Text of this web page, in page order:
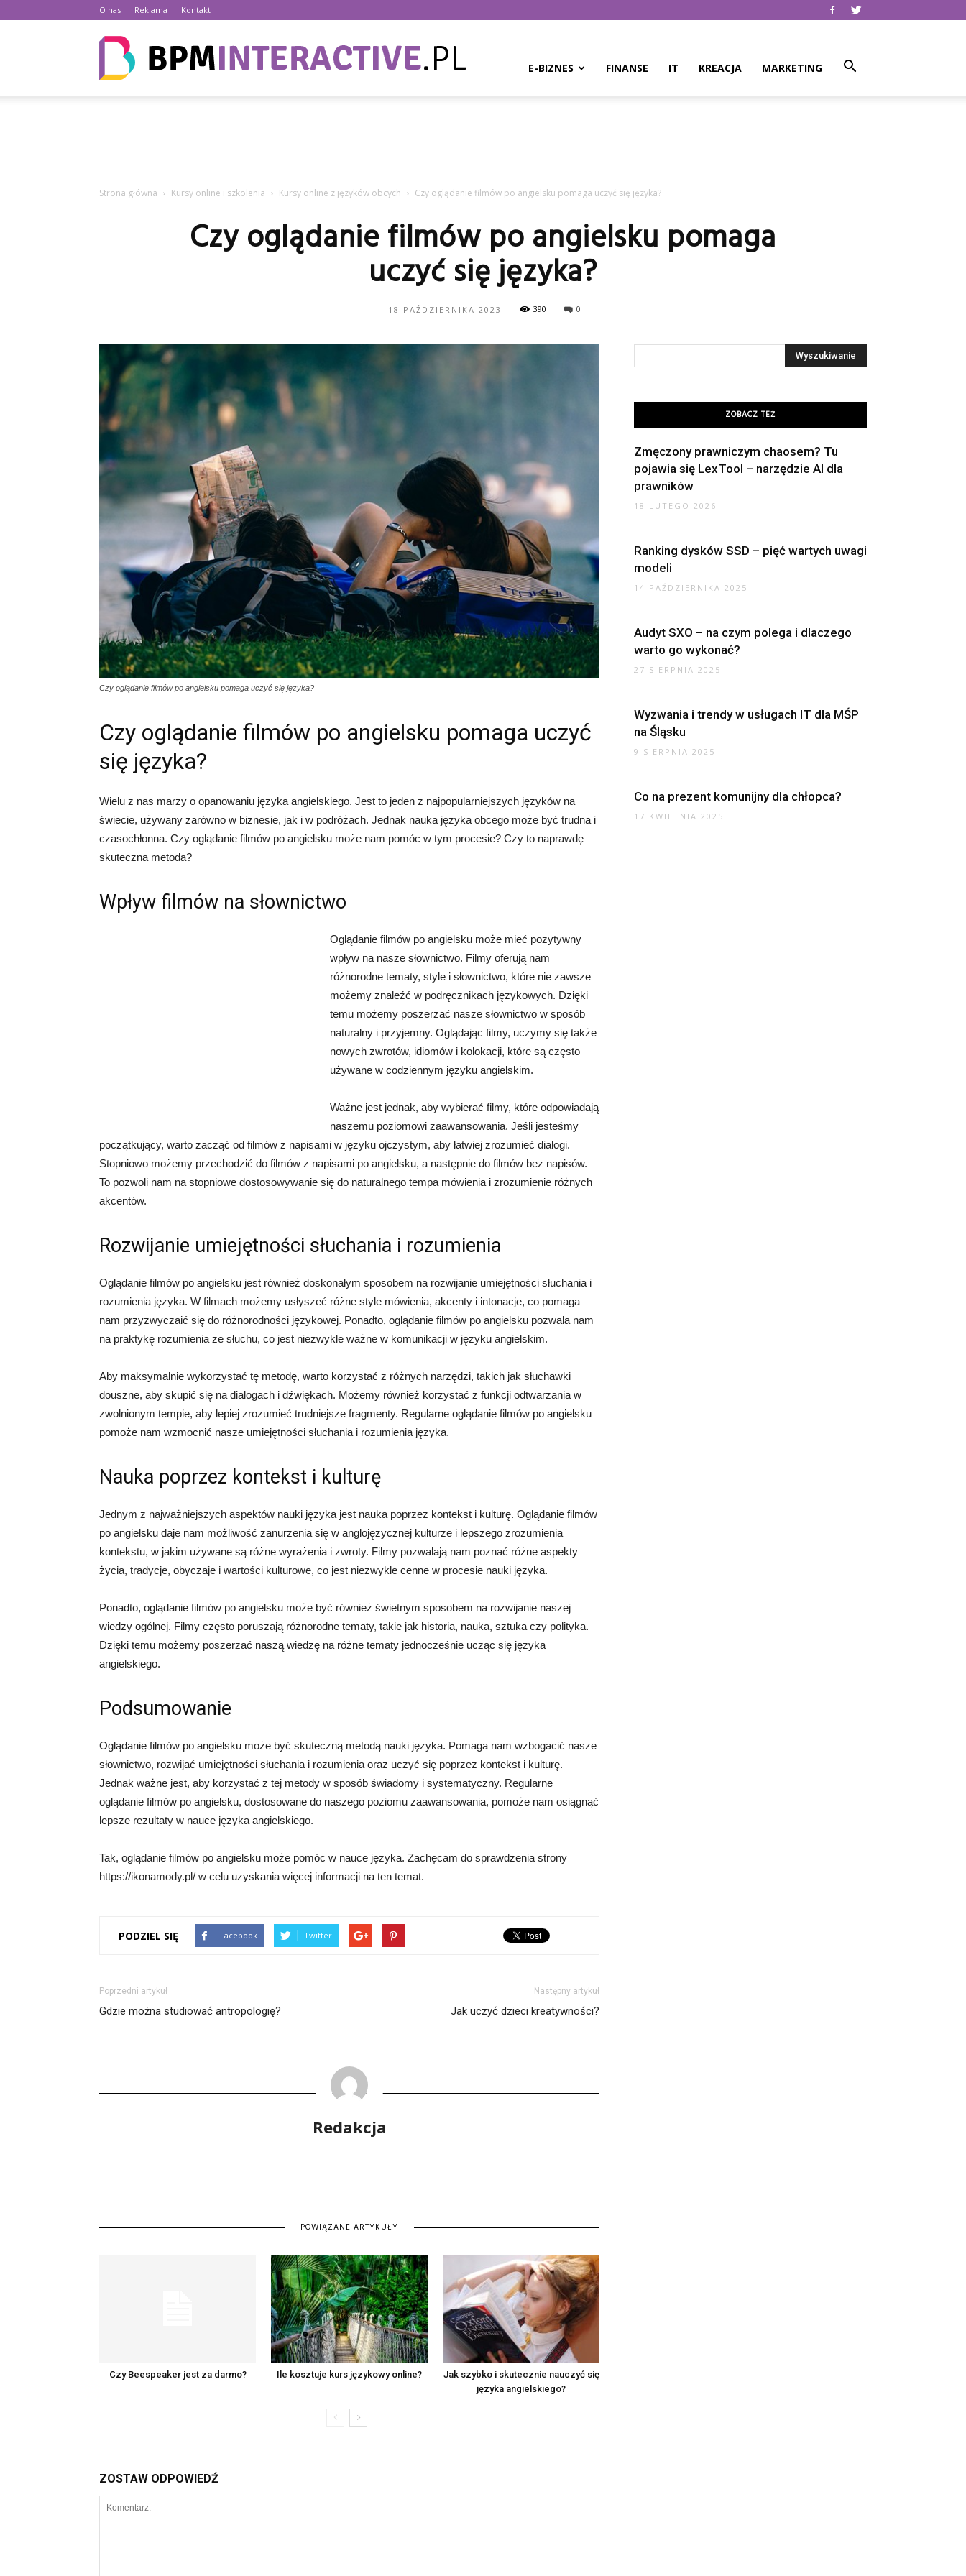
O nas Reklama Kontakt
E-BIZNES FINANSE IT KREACJA MARKETING
Strona główna Kursy online i szkolenia Kursy online z języków obcych Czy oglądanie filmów po angielsku pomaga uczyć się języka?
Czy oglądanie filmów po angielsku pomaga
uczyć się języka?
18 PAŹDZIERNIKA 2023 390 0
Czy oglądanie filmów po angielsku pomaga uczyć się języka?
Czy oglądanie filmów po angielsku pomaga uczyć
się języka?
Wielu z nas marzy o opanowaniu języka angielskiego. Jest to jeden z najpopularniejszych języków na
świecie, używany zarówno w biznesie, jak i w podróżach. Jednak nauka języka obcego może być trudna i
czasochłonna. Czy oglądanie filmów po angielsku może nam pomóc w tym procesie? Czy to naprawdę
skuteczna metoda?
Wpływ filmów na słownictwo
Oglądanie filmów po angielsku może mieć pozytywny
wpływ na nasze słownictwo. Filmy oferują nam
różnorodne tematy, style i słownictwo, które nie zawsze
możemy znaleźć w podręcznikach językowych. Dzięki
temu możemy poszerzać nasze słownictwo w sposób
naturalny i przyjemny. Oglądając filmy, uczymy się także
nowych zwrotów, idiomów i kolokacji, które są często
używane w codziennym języku angielskim.
Ważne jest jednak, aby wybierać filmy, które odpowiadają
naszemu poziomowi zaawansowania. Jeśli jesteśmy
początkujący, warto zacząć od filmów z napisami w języku ojczystym, aby łatwiej zrozumieć dialogi.
Stopniowo możemy przechodzić do filmów z napisami po angielsku, a następnie do filmów bez napisów.
To pozwoli nam na stopniowe dostosowywanie się do naturalnego tempa mówienia i zrozumienie różnych
akcentów.
Rozwijanie umiejętności słuchania i rozumienia
Oglądanie filmów po angielsku jest również doskonałym sposobem na rozwijanie umiejętności słuchania i
rozumienia języka. W filmach możemy usłyszeć różne style mówienia, akcenty i intonacje, co pomaga
nam przyzwyczaić się do różnorodności językowej. Ponadto, oglądanie filmów po angielsku pozwala nam
na praktykę rozumienia ze słuchu, co jest niezwykle ważne w komunikacji w języku angielskim.
Aby maksymalnie wykorzystać tę metodę, warto korzystać z różnych narzędzi, takich jak słuchawki
douszne, aby skupić się na dialogach i dźwiękach. Możemy również korzystać z funkcji odtwarzania w
zwolnionym tempie, aby lepiej zrozumieć trudniejsze fragmenty. Regularne oglądanie filmów po angielsku
pomoże nam wzmocnić nasze umiejętności słuchania i rozumienia języka.
Nauka poprzez kontekst i kulturę
Jednym z najważniejszych aspektów nauki języka jest nauka poprzez kontekst i kulturę. Oglądanie filmów
po angielsku daje nam możliwość zanurzenia się w anglojęzycznej kulturze i lepszego zrozumienia
kontekstu, w jakim używane są różne wyrażenia i zwroty. Filmy pozwalają nam poznać różne aspekty
życia, tradycje, obyczaje i wartości kulturowe, co jest niezwykle cenne w procesie nauki języka.
Ponadto, oglądanie filmów po angielsku może być również świetnym sposobem na rozwijanie naszej
wiedzy ogólnej. Filmy często poruszają różnorodne tematy, takie jak historia, nauka, sztuka czy polityka.
Dzięki temu możemy poszerzać naszą wiedzę na różne tematy jednocześnie ucząc się języka
angielskiego.
Podsumowanie
Oglądanie filmów po angielsku może być skuteczną metodą nauki języka. Pomaga nam wzbogacić nasze
słownictwo, rozwijać umiejętności słuchania i rozumienia oraz uczyć się poprzez kontekst i kulturę.
Jednak ważne jest, aby korzystać z tej metody w sposób świadomy i systematyczny. Regularne
oglądanie filmów po angielsku, dostosowane do naszego poziomu zaawansowania, pomoże nam osiągnąć
lepsze rezultaty w nauce języka angielskiego.
Tak, oglądanie filmów po angielsku może pomóc w nauce języka. Zachęcam do sprawdzenia strony
https://ikonamody.pl/ w celu uzyskania więcej informacji na ten temat.
PODZIEL SIĘ Facebook Twitter
Poprzedni artykuł
Gdzie można studiować antropologię?
Następny artykuł
Jak uczyć dzieci kreatywności?
Redakcja
POWIĄZANE ARTYKUŁY
Czy Beespeaker jest za darmo? Ile kosztuje kurs językowy online?
Jak szybko i skutecznie nauczyć się
języka angielskiego?
ZOSTAW ODPOWIEDŹ
ZOBACZ TEŻ
Zmęczony prawniczym chaosem? Tu
pojawia się LexTool – narzędzie AI dla
prawników
18 LUTEGO 2026
Ranking dysków SSD – pięć wartych uwagi
modeli
14 PAŹDZIERNIKA 2025
Audyt SXO – na czym polega i dlaczego
warto go wykonać?
27 SIERPNIA 2025
Wyzwania i trendy w usługach IT dla MŚP
na Śląsku
9 SIERPNIA 2025
Co na prezent komunijny dla chłopca?
17 KWIETNIA 2025